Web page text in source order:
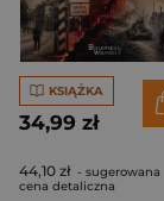
KSIĄŻKA
34,99 zł
44,10 zł - sugerowana
cena detaliczna